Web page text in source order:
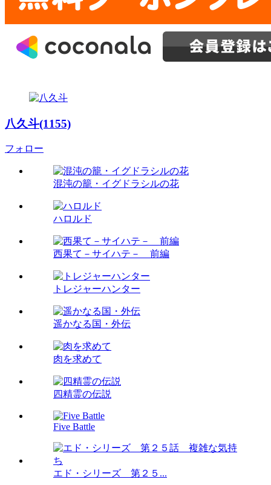
八久斗(1155)
フォロー
混沌の籠・イグドラシルの花
ハロルド
西果て－サイハテ－ 前編
トレジャーハンター
遥かなる国・外伝
肉を求めて
四精霊の伝説
Five Battle
エド・シリーズ 第２５...